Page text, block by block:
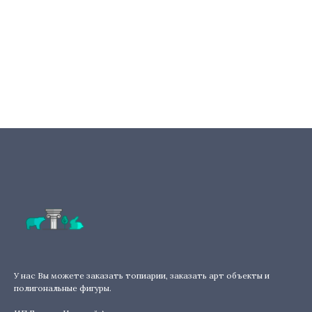
У нас Вы можете заказать топиарии, заказать арт объекты и
полигональные фигуры.